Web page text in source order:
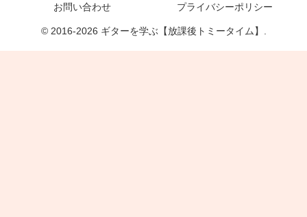
お問い合わせ プライバシーポリシー
© 2016-2026 ギターを学ぶ【放課後トミータイム】.